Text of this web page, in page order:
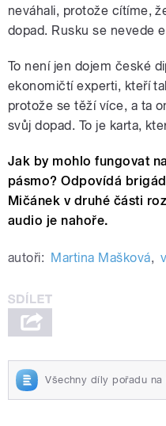
neváhali, protože cítíme,
dopad. Rusku se nevede
To není jen dojem české
ekonomičtí experti, kteří
protože se těží více, a ta
svůj dopad. To je karta,
Jak by mohlo fungovat
pásmo? Odpovídá
Mičánek v druhé části
audio je nahoře.
autoři: Martina Mašková,
Všechny díly pořadu na